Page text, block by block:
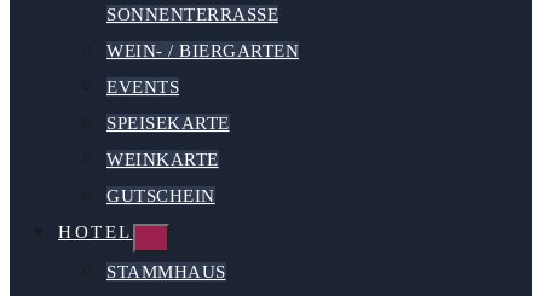
SONNENTERRASSE
WEIN- / BIERGARTEN
EVENTS
SPEISEKARTE
WEINKARTE
GUTSCHEIN
HOTEL
STAMMHAUS